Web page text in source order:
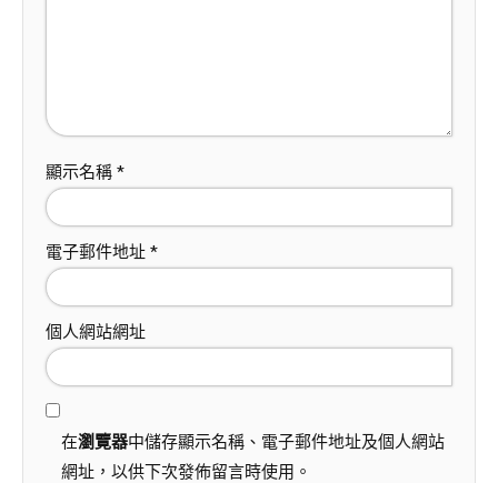
顯示名稱 *
電子郵件地址 *
個人網站網址
在瀏覽器中儲存顯示名稱、電子郵件地址及個人網站
網址，以供下次發佈留言時使用。